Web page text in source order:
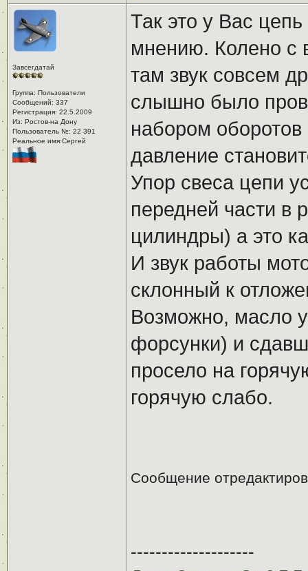
Завсегдатай
Группа: Пользователи
Сообщений: 337
Регистрация: 22.5.2009
Из: Ростов-на Дону
Пользователь №: 22 391
Реальное имя:Сергей
Так это у Вас
мнению. Колено с
там звук совсем
слышно было
набором оборотов
давление
Упор свеса цепи
передней части в
цилиндры) а это
И звук работы
склонный к
Возможно, масло
форсунки) и
просело на
горячую слабо.
Сообщение
--------------------